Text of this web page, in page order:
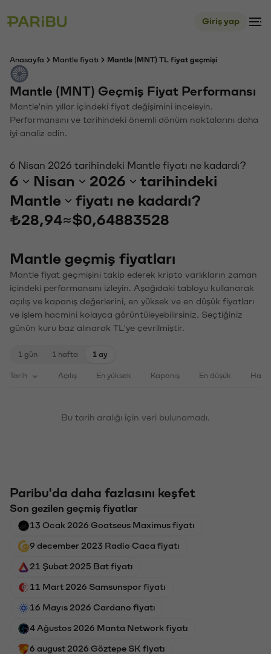
Giriş yap
Anasayfa Mantle fiyatı Mantle (MNT) TL fiyat geçmişi
Mantle (MNT) Geçmiş Fiyat Performansı
Mantle'nin yıllar içindeki fiyat değişimini inceleyin.
Performansını ve tarihindeki önemli dönüm noktalarını daha
iyi analiz edin.
6 Nisan 2026 tarihindeki Mantle fiyatı ne kadardı?
6 Nisan 2026
tarihindeki
Mantle
fiyatı ne kadardı?
₺28,94≈$0,64883528
Mantle geçmiş fiyatları
Mantle fiyat geçmişini takip ederek kripto varlıkların zaman
içindeki performansını izleyin. Aşağıdaki tabloyu kullanarak
açılış ve kapanış değerlerini, en yüksek ve en düşük fiyatları
ve işlem hacmini kolayca görüntüleyebilirsiniz. Seçtiğiniz
günün kuru baz alınarak TL'ye çevrilmiştir.
1 gün 1 hafta 1 ay
Tarih Açılış En yüksek Kapanış En düşük
Bu tarih aralığı için veri bulunamadı.
Paribu'da daha fazlasını keşfet
Son gezilen geçmiş fiyatlar
13 Ocak 2026 Goatseus Maximus fiyatı
9 december 2023 Radio Caca fiyatı
21 Şubat 2025 Bat fiyatı
11 Mart 2026 Samsunspor fiyatı
16 Mayıs 2026 Cardano fiyatı
4 Ağustos 2026 Manta Network fiyatı
6 august 2026 Göztepe SK fiyatı